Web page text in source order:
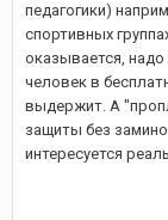
педагогики)
спортивных
оказывается, надо
человек в
выдержит. А
защиты без
интересуется